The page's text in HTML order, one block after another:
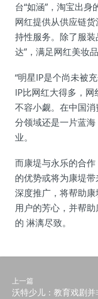
台“如涵”，淘宝出
网红提供从供应链
持性服务。除了服
达”，满足网红美妆
“明星IP是个尚未被
IP比网红大得多，
不容小觑。在中国
分领域还是一片蓝
业。
而康堤与永乐的合
的优势或将为康堤
深度推广，将帮助
用户的芳心，并帮
的 淋漓尽致。
上一篇
沃特少儿：教育戏剧